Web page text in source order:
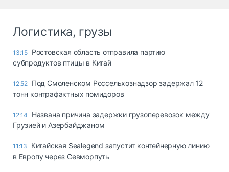
Логистика, грузы
13:15 Ростовская область отправила партию
субпродуктов птицы в Китай
12:52 Под Смоленском Россельхознадзор задержал 12
тонн контрафактных помидоров
12:14
Названа причина задержки грузоперевозок между
Грузией и Азербайджаном
11:13
Китайская Sealegend запустит контейнерную линию
в Европу через Севморпуть